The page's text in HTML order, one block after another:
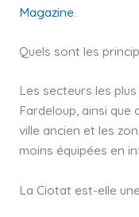
Magazine.
Quels sont les
Les secteurs les
Fardeloup, ainsi que
ville ancien et les
moins équipées en
La Ciotat est-elle